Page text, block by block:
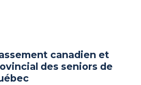
canadien et
des seniors de